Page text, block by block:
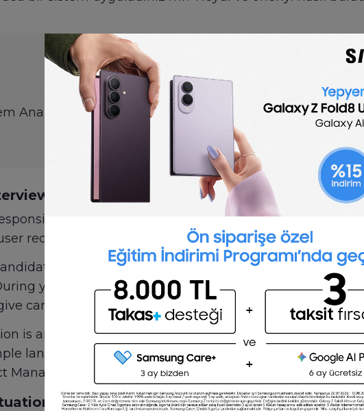
System Analyst Interview
Analyst interview questions include examples of
identify qualified candidates.
Questions
for improving company IT systems while
requirements, perform tests and design software
who understand the full software
your interview process, ask candidates questions
candidates chances to showcase their problem-
is an important job duty of the System Analyst. Keep
language. These individuals also work closely with
Managers. Focus on candidates who understand
questions